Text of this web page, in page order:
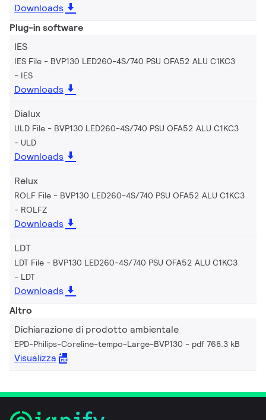
Downloads
Plug-in software
IES
IES File - BVP130 LED260-4S/740 PSU OFA52 ALU C1KC3
IES
Downloads
Dialux
ULD File - BVP130 LED260-4S/740 PSU OFA52 ALU C1KC3
ULD
Downloads
Relux
ROLF File - BVP130 LED260-4S/740 PSU OFA52 ALU C1KC3
ROLFZ
Downloads
LDT
LDT File - BVP130 LED260-4S/740 PSU OFA52 ALU C1KC3
LDT
Downloads
Altro
Dichiarazione di prodotto ambientale
EPD-Philips-Coreline-tempo-Large-BVP130 pdf 768.3 kB
Visualizza